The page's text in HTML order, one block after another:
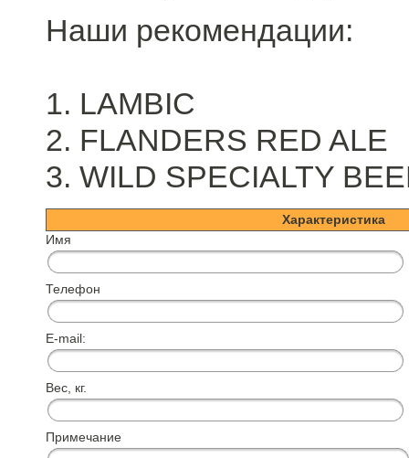
Наши рекомендации:
1. LAMBIC
2. FLANDERS RED ALE
3. WILD SPECIALTY
Характеристика
Имя
Телефон
E-mail:
Вес, кг.
Примечание